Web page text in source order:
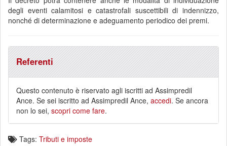
degli eventi calamitosi e catastrofali suscettibili di indennizzo,
nonché di determinazione e adeguamento periodico dei premi.
Referenti
Questo contenuto è riservato agli iscritti ad Assimpredil
Ance. Se sei iscritto ad Assimpredil Ance, accedi. Se ancora
non lo sei, scopri come fare.
Tags: Tributi e imposte